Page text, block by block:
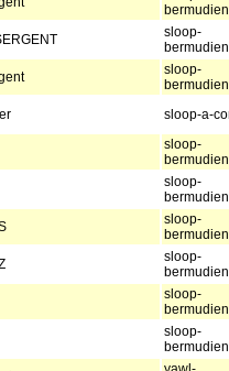
bermudien
sloop-
bermudien
sloop-
bermudien
sloop-a-
sloop-
bermudien
sloop-
bermudien
sloop-
bermudien
sloop-
bermudien
sloop-
bermudien
sloop-
bermudien